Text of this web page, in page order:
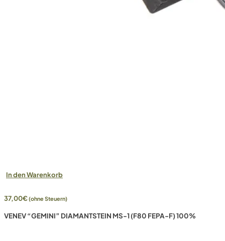
In den Warenkorb
37,00€(ohne Steuern)
VENEV “GEMINI” DIAMANTSTEIN MS-1 (F80 FEPA-F) 100%